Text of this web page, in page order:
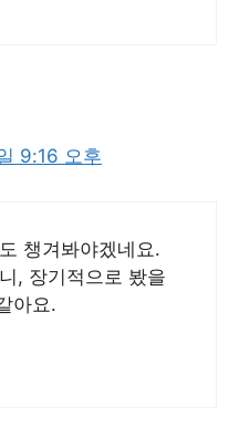
9:16 오후
챙겨봐야겠네요.
, 장기적으로 봤을
아요.